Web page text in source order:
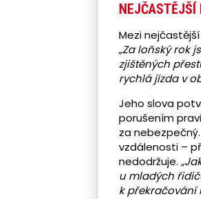
NEJČASTĚJŠÍ
Mezi
„Za loňský rok
zjištěných
rychlá jízda v
Jeho slova
porušením
za
vzdálenosti –
nedodržuje.
u mladých
k překračování